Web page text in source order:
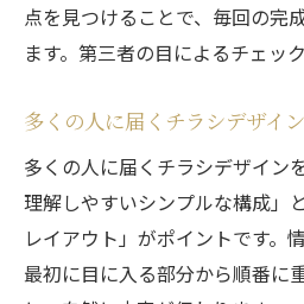
点を見つけることで、毎回の完
ます。第三者の目によるチェッ
多くの人に届くチラシデザイ
多くの人に届くチラシデザイン
理解しやすいシンプルな構成」
レイアウト」がポイントです。
最初に目に入る部分から順番に